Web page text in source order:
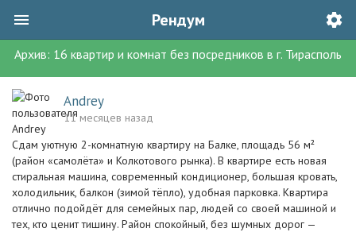
Рендум
Архив: 16 квартир и комнат без посредников в г. Тирасполь
Andrey
11 месяцев назад
Сдам уютную 2-комнатную квартиру на Балке, площадь 56 м²
(район «самолёта» и Колкотового рынка). В квартире есть новая
стиральная машина, современный кондиционер, большая кровать,
холодильник, балкон (зимой тёпло), удобная парковка. Квартира
отлично подойдёт для семейных пар, людей со своей машиной и
тех, кто ценит тишину. Район спокойный, без шумных дорог —